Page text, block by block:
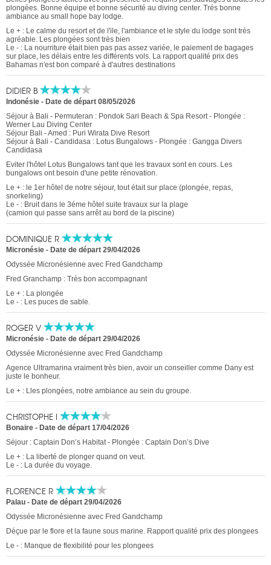
plongées. Bonne équipe et bonne sécurité au diving center. Trés bonne
ambiance au small hope bay lodge.
Le + : Le calme du resort et de l'ile, l'ambiance et le style du lodge sont très
agréable. Les plongées sont très bien
Le - : La nourriture était bien pas pas assez variée, le paiement de bagages
sur place, les délais entre les différents vols. La rapport qualité prix des
Bahamas n'est bon comparé à d'autres destinations
DIDIER B
Indonésie - Date de départ 08/05/2026
Séjour à Bali - Permuteran : Pondok Sari Beach & Spa Resort - Plongée :
Werner Lau Diving Center
Séjour Bali - Amed : Puri Wirata Dive Resort
Séjour à Bali - Candidasa : Lotus Bungalows - Plongée : Gangga Divers
Candidasa
Eviter l'hôtel Lotus Bungalows tant que les travaux sont en cours. Les
bungalows ont besoin d'une petite rénovation.
Le + : le 1er hôtel de notre séjour, tout était sur place (plongée, repas,
snorkeling)
Le - : Bruit dans le 3éme hôtel suite travaux sur la plage
(camion qui passe sans arrêt au bord de la piscine)
DOMINIQUE R
Micronésie - Date de départ 29/04/2026
Odyssée Micronésienne avec Fred Gandchamp
Fred Granchamp : Très bon accompagnant
Le + : La plongée
Le - : Les puces de sable.
ROGER V
Micronésie - Date de départ 29/04/2026
Odyssée Micronésienne avec Fred Gandchamp
Agence Ultramarina vraiment très bien, avoir un conseiller comme Dany est
juste le bonheur.
Le + : Lles plongées, notre ambiance au sein du groupe.
CHRISTOPHE I
Bonaire - Date de départ 17/04/2026
Séjour : Captain Don’s Habitat - Plongée : Captain Don’s Dive
Le + : La liberté de plonger quand on veut.
Le - : La durée du voyage.
FLORENCE R
Palau - Date de départ 29/04/2026
Odyssée Micronésienne avec Fred Gandchamp
Déçue par le flore et la faune sous marine. Rapport qualité prix des plongees
Le - : Manque de flexibilité pour les plongees